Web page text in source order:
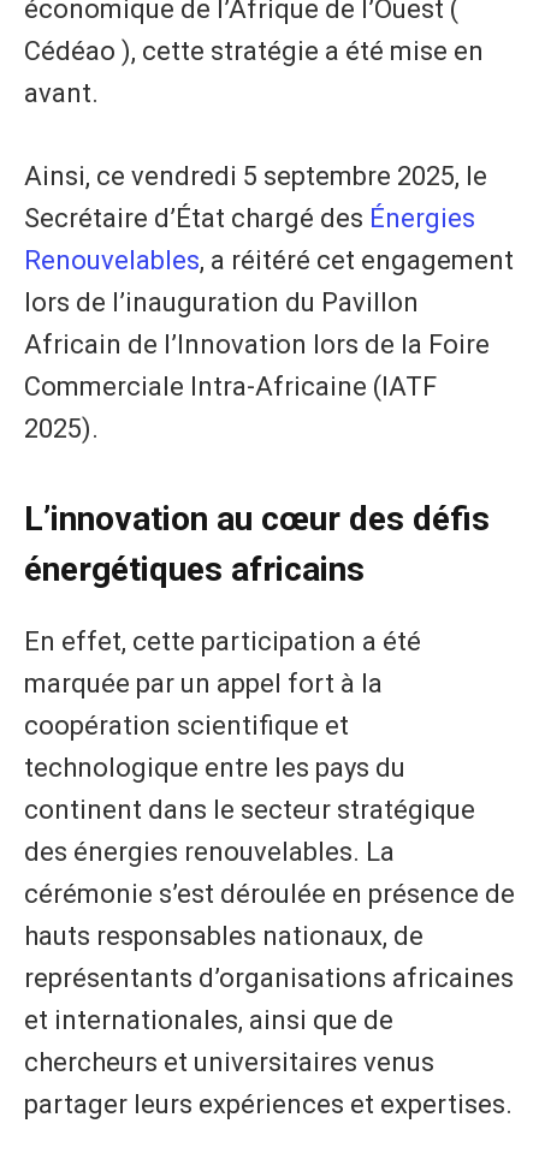
économique de l’Afrique de l’Ouest (
Cédéao ), cette stratégie a été mise en
avant.
Ainsi, ce vendredi 5 septembre 2025, le
Secrétaire d’État chargé des Énergies
Renouvelables, a réitéré cet engagement
lors de l’inauguration du Pavillon
Africain de l’Innovation lors de la Foire
Commerciale Intra-Africaine (IATF
2025).
L’innovation au cœur des défis
énergétiques africains
En effet, cette participation a été
marquée par un appel fort à la
coopération scientifique et
technologique entre les pays du
continent dans le secteur stratégique
des énergies renouvelables. La
cérémonie s’est déroulée en présence de
hauts responsables nationaux, de
représentants d’organisations africaines
et internationales, ainsi que de
chercheurs et universitaires venus
partager leurs expériences et expertises.